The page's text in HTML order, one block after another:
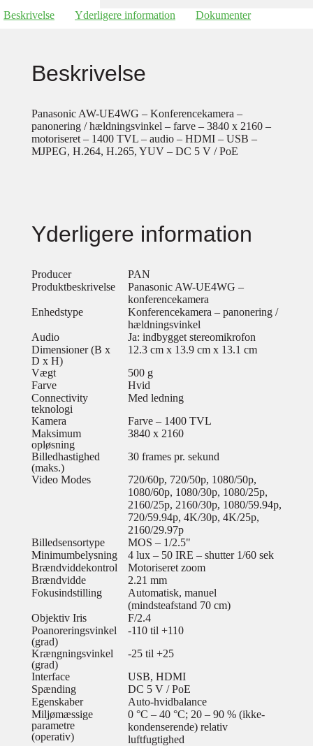
Beskrivelse Yderligere information Dokumenter
Beskrivelse
Panasonic AW-UE4WG – Konferencekamera –
panonering / hældningsvinkel – farve – 3840 x 2160 –
motoriseret – 1400 TVL – audio – HDMI – USB –
MJPEG, H.264, H.265, YUV – DC 5 V / PoE
Yderligere information
Producer
PAN
Produktbeskrivelse
Panasonic AW-UE4WG –
konferencekamera
Enhedstype
Konferencekamera – panonering /
hældningsvinkel
Audio
Ja: indbygget stereomikrofon
Dimensioner (B x
D x H)
12.3 cm x 13.9 cm x 13.1 cm
Vægt
500 g
Farve
Hvid
Connectivity
teknologi
Med ledning
Kamera
Farve – 1400 TVL
Maksimum
opløsning
3840 x 2160
Billedhastighed
(maks.)
30 frames pr. sekund
Video Modes
720/60p, 720/50p, 1080/50p,
1080/60p, 1080/30p, 1080/25p,
2160/25p, 2160/30p, 1080/59.94p,
720/59.94p, 4K/30p, 4K/25p,
2160/29.97p
Billedsensortype
MOS – 1/2.5"
Minimumbelysning
4 lux – 50 IRE – shutter 1/60 sek
Brændviddekontrol
Motoriseret zoom
Brændvidde
2.21 mm
Fokusindstilling
Automatisk, manuel
(mindsteafstand 70 cm)
Objektiv Iris
F/2.4
Poanoreringsvinkel
(grad)
-110 til +110
Krængningsvinkel
(grad)
-25 til +25
Interface
USB, HDMI
Spænding
DC 5 V / PoE
Egenskaber
Auto-hvidbalance
Miljømæssige
parametre
(operativ)
0 °C – 40 °C; 20 – 90 % (ikke-
kondenserende) relativ
luftfugtighed